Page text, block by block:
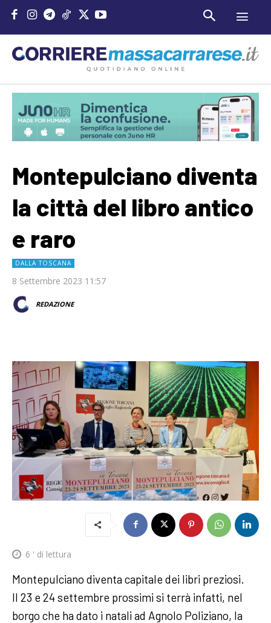
Montepulciano diventa
la città del libro antico
e raro
DALLA TOSCANA
8 Settembre 2023 11:57
REDAZIONE
6 ' di lettura
Montepulciano diventa capitale dei libri preziosi.
Il 23 e 24 settembre prossimi si terrà infatti, nel
borgo che ha dato i natali ad Agnolo Poliziano, la